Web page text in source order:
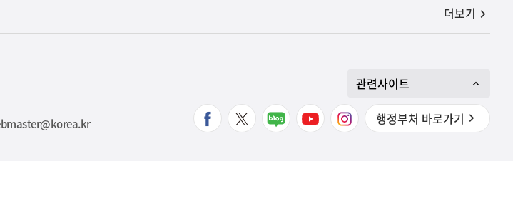
니
공지사항
더보기
관련사이트
행정부처 바로가기